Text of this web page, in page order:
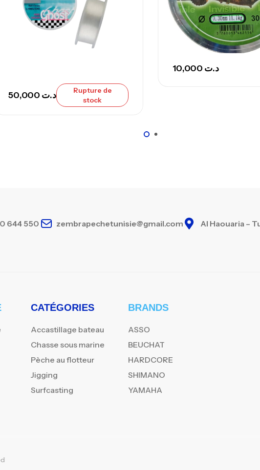
د.ت
Rupture de
stock
د.ت
644 550 zembrapechetunisie@gmail.com Al Haouaria –
CATÉGORIES
Accastillage bateau
Chasse sous marine
Pèche au flotteur
Jigging
Surfcasting
BRANDS
ASSO
BEUCHAT
HARDCORE
SHIMANO
YAMAHA